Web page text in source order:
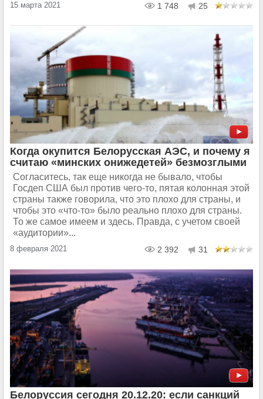
15 марта 2021 1 748 25
Когда окупится Белорусская АЭС, и почему я
считаю «минских онижедетей» безмозглыми
Согласитесь, так еще никогда не бывало, чтобы
Госдеп США был против чего-то, пятая колонная этой
страны также говорила, что это плохо для страны, и
чтобы это «что-то» было реально плохо для страны.
То же самое имеем и здесь. Правда, с учетом своей
«аудитории»...
8 февраля 2021 2 392 31
Белоруссия сегодня 20.12.20: если санкций